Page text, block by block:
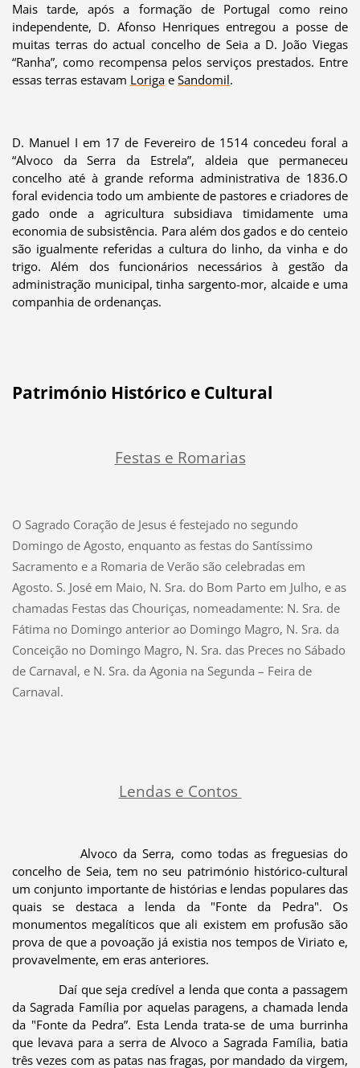
Mais tarde, após a formação de Portugal como reino
independente, D. Afonso Henriques entregou a posse de
muitas terras do actual concelho de Seia a D. João Viegas
“Ranha”, como recompensa pelos serviços prestados. Entre
essas terras estavam Lorigae Sandomil.
D. Manuel I em 17 de Fevereiro de 1514 concedeu foral a
“Alvoco da Serra da Estrela”, aldeia que permaneceu
concelho até à grande reforma administrativa de 1836.O
foral evidencia todo um ambiente de pastores e criadores de
gado onde a agricultura subsidiava timidamente uma
economia de subsistência. Para além dos gados e do centeio
são igualmente referidas a cultura do linho, da vinha e do
trigo. Além dos funcionários necessários à gestão da
administração municipal, tinha sargento-mor, alcaide e uma
companhia de ordenanças.
Património Histórico e Cultural
Festas e Romarias
O Sagrado Coração de Jesus é festejado no segundo
Domingo de Agosto, enquanto as festas do Santíssimo
Sacramento e a Romaria de Verão são celebradas em
Agosto. S. José em Maio, N. Sra. do Bom Parto em Julho, e as
chamadas Festas das Chouriças, nomeadamente: N. Sra. de
Fátima no Domingo anterior ao Domingo Magro, N. Sra. da
Conceição no Domingo Magro, N. Sra. das Preces no Sábado
de Carnaval, e N. Sra. da Agonia na Segunda – Feira de
Carnaval.
Lendas e Contos
Alvoco da Serra, como todas as freguesias do
concelho de Seia, tem no seu património histórico-cultural
um conjunto importante de histórias e lendas populares das
quais se destaca a lenda da "Fonte da Pedra". Os
monumentos megalíticos que ali existem em profusão são
prova de que a povoação já existia nos tempos de Viriato e,
provavelmente, em eras anteriores.
Daí que seja credível a lenda que conta a passagem
da Sagrada Família por aquelas paragens, a chamada lenda
da "Fonte da Pedra”. Esta Lenda trata-se de uma burrinha
que levava para a serra de Alvoco a Sagrada Família, batia
três vezes com as patas nas fragas, por mandado da virgem,